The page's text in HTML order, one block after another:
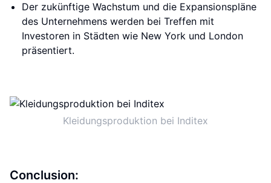
Der zukünftige Wachstum und die Expansionspläne
des Unternehmens werden bei Treffen mit
Investoren in Städten wie New York und London
präsentiert.
Kleidungsproduktion bei Inditex
Conclusion: